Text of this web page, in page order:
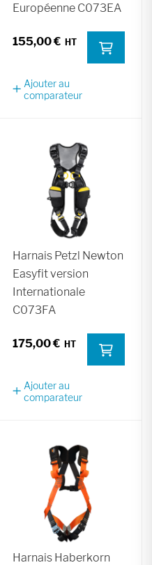
Européenne C073EA
155,00 €
Ajouter au
comparateur
Harnais Petzl Newton
Easyfit version
Internationale
C073FA
175,00 €
Ajouter au
comparateur
Harnais Haberkorn